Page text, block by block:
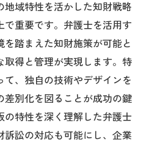
地域特性を活かした知財戦略
で重要です。弁護士を活用す
を踏まえた知財施策が可能と
取得と管理が実現します。特
て、独自の技術やデザインを
差別化を図ることが成功の鍵
の特性を深く理解した弁護士
訴訟の対応も可能にし、企業